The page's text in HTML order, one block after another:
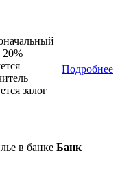
20%
залог
Подробнее
в банке Банк